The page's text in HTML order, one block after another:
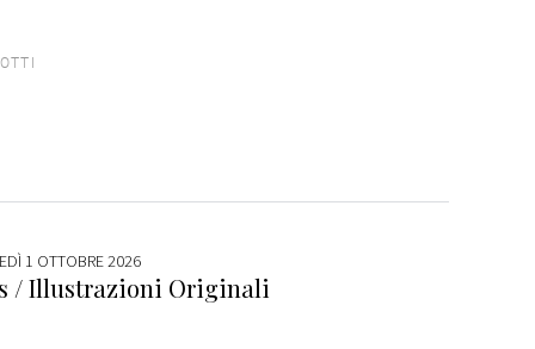
1 OTTOBRE 2026
/ Illustrazioni Originali